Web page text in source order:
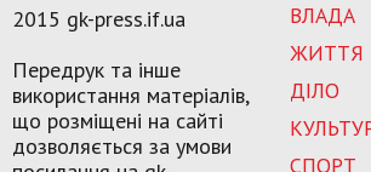
ВЛАДА
ЖИТТЯ
ДІЛО
СПОРТ
2015 gk-press.if.ua
Передрук та інше
використання матеріалів,
що розміщені на сайті
дозволяється за умови